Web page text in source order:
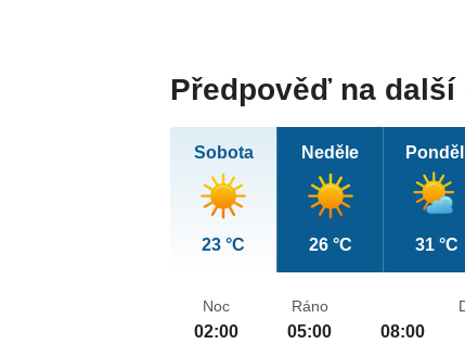
Předpověď na další
Sobota
23 °C
Neděle
26 °C 31 °C
Noc
02:00
Ráno
05:00 08:00